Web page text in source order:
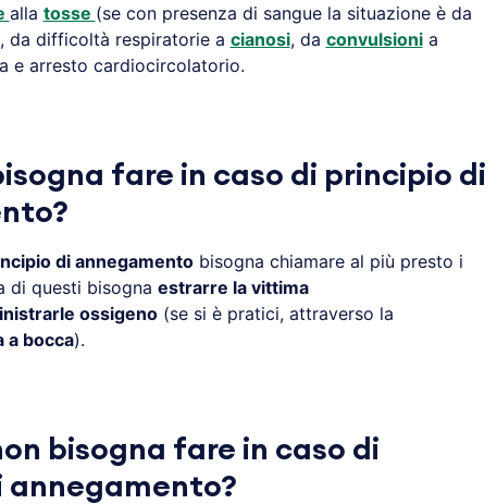
alla tosse (se con presenza di sangue la situazione è da
da difficoltà respiratorie a cianosi, da convulsionia
e arresto cardiocircolatorio.
fare in caso di principio di
di annegamentobisogna chiamare al più presto i
di questi bisogna estrarre la vittima
ossigeno(se si è pratici, attraverso la
a bocca).
bisogna fare in caso di
annegamento?